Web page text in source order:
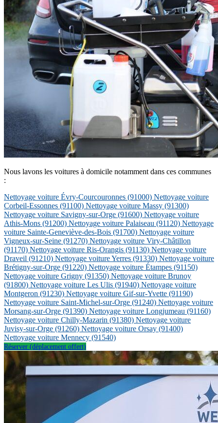
Nous lavons les voitures à domicile notamment dans ces communes
:
Nettoyage voiture Évry-Courcouronnes (91000) Nettoyage voiture
Corbeil-Essonnes (91100) Nettoyage voiture Massy (91300)
Nettoyage voiture Savigny-sur-Orge (91600) Nettoyage voiture
Athis-Mons (91200) Nettoyage voiture Palaiseau (91120) Nettoyage
voiture Sainte-Geneviève-des-Bois (91700) Nettoyage voiture
Vigneux-sur-Seine (91270) Nettoyage voiture Viry-Châtillon
(91170) Nettoyage voiture Ris-Orangis (91130) Nettoyage voiture
Draveil (91210) Nettoyage voiture Yerres (91330) Nettoyage voiture
Brétigny-sur-Orge (91220) Nettoyage voiture Étampes (91150)
Nettoyage voiture Grigny (91350) Nettoyage voiture Brunoy
(91800) Nettoyage voiture Les Ulis (91940) Nettoyage voiture
Montgeron (91230) Nettoyage voiture Gif-sur-Yvette (91190)
Nettoyage voiture Saint-Michel-sur-Orge (91240) Nettoyage voiture
Morsang-sur-Orge (91390) Nettoyage voiture Longjumeau (91160)
Nettoyage voiture Chilly-Mazarin (91380) Nettoyage voiture
Juvisy-sur-Orge (91260) Nettoyage voiture Orsay (91400)
Nettoyage voiture Mennecy (91540)
Réserver (déplacement offert)